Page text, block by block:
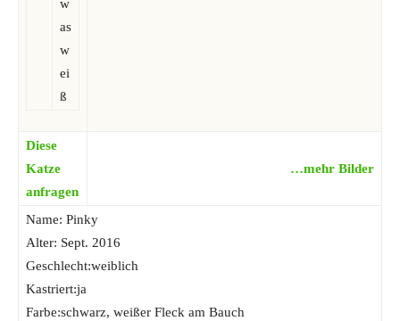
w
as
w
ei
ß
Diese
Katze
anfragen
…mehr Bilder
Name: Pinky
Alter: Sept. 2016
Geschlecht:weiblich
Kastriert:ja
Farbe:schwarz, weißer Fleck am Bauch